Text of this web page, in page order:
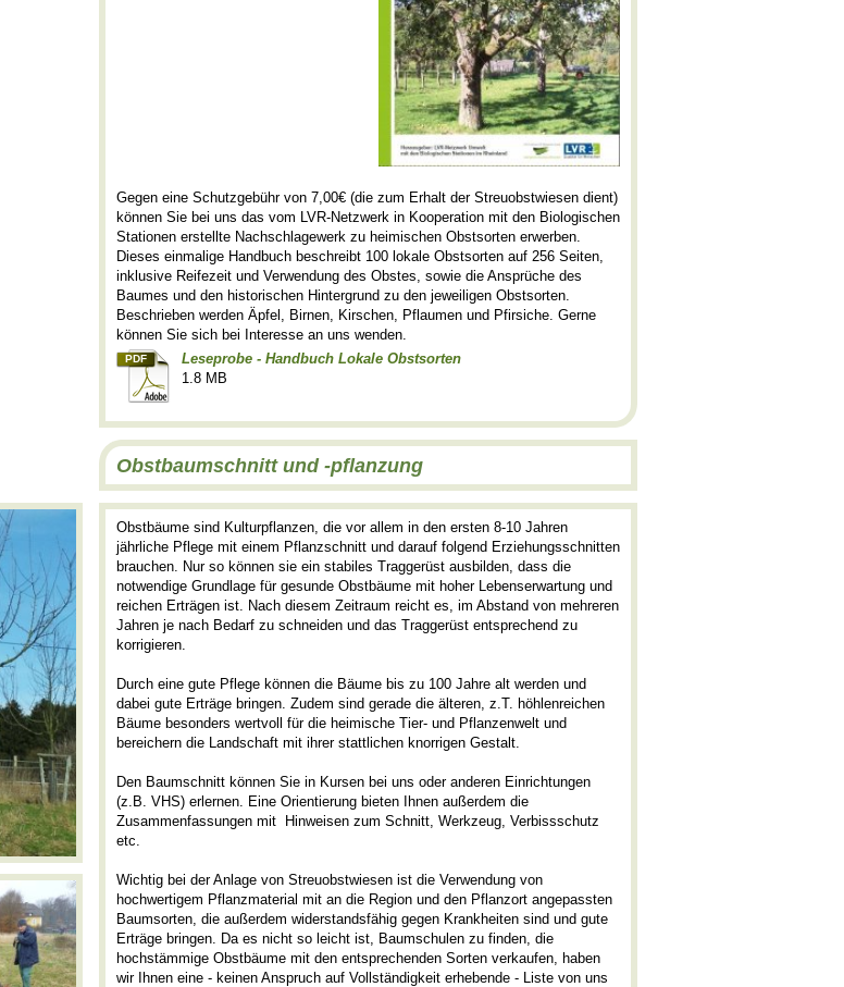
Gegen eine Schutzgebühr von 7,00€ (die zum Erhalt der Streuobstwiesen dient)
können Sie bei uns das vom LVR-Netzwerk in Kooperation mit den Biologischen
Stationen erstellte Nachschlagewerk zu heimischen Obstsorten erwerben.
Dieses einmalige Handbuch beschreibt 100 lokale Obstsorten auf 256 Seiten,
inklusive Reifezeit und Verwendung des Obstes, sowie die Ansprüche des
Baumes und den historischen Hintergrund zu den jeweiligen Obstsorten.
Beschrieben werden Äpfel, Birnen, Kirschen, Pflaumen und Pfirsiche. Gerne
können Sie sich bei Interesse an uns wenden.
PDF
Leseprobe - Handbuch Lokale Obstsorten
1.8 MB
Obstbaumschnitt und -pflanzung
Obstbäume sind Kulturpflanzen, die vor allem in den ersten 8-10 Jahren
jährliche Pflege mit einem Pflanzschnitt und darauf folgend Erziehungsschnitten
brauchen. Nur so können sie ein stabiles Traggerüst ausbilden, dass die
notwendige Grundlage für gesunde Obstbäume mit hoher Lebenserwartung und
reichen Erträgen ist. Nach diesem Zeitraum reicht es, im Abstand von mehreren
Jahren je nach Bedarf zu schneiden und das Traggerüst entsprechend zu
korrigieren.
Durch eine gute Pflege können die Bäume bis zu 100 Jahre alt werden und
dabei gute Erträge bringen. Zudem sind gerade die älteren, z.T. höhlenreichen
Bäume besonders wertvoll für die heimische Tier- und Pflanzenwelt und
bereichern die Landschaft mit ihrer stattlichen knorrigen Gestalt.
Den Baumschnitt können Sie in Kursen bei uns oder anderen Einrichtungen
(z.B. VHS) erlernen. Eine Orientierung bieten Ihnen außerdem die
Zusammenfassungen mit Hinweisen zum Schnitt, Werkzeug, Verbissschutz
etc.
Wichtig bei der Anlage von Streuobstwiesen ist die Verwendung von
hochwertigem Pflanzmaterial mit an die Region und den Pflanzort angepassten
Baumsorten, die außerdem widerstandsfähig gegen Krankheiten sind und gute
Erträge bringen. Da es nicht so leicht ist, Baumschulen zu finden, die
hochstämmige Obstbäume mit den entsprechenden Sorten verkaufen, haben
wir Ihnen eine - keinen Anspruch auf Vollständigkeit erhebende - Liste von uns